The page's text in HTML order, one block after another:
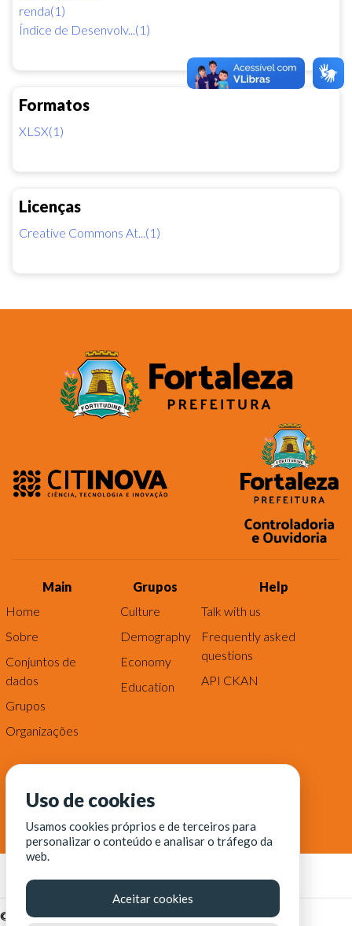
renda(1)
Índice de Desenvolv...(1)
Formatos
XLSX(1)
Licenças
Creative Commons At...(1)
Main
Home
Sobre
Conjuntos de
dados
Grupos
Organizações
Grupos
Culture
Demography
Economy
Education
Help
Talk with us
Frequently asked
questions
API CKAN
© Fortaleza Digital || CITINOVA - Fundação de Ciência,
Uso de cookies
Usamos cookies próprios e de terceiros para
personalizar o conteúdo e analisar o tráfego da
web.
Aceitar cookies